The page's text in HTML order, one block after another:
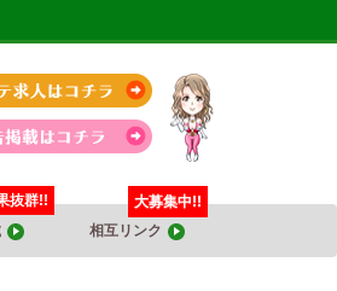
抜群!!
相互リンク
大募集中!!